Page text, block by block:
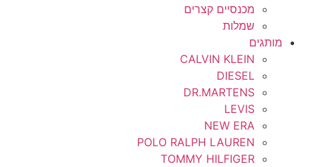
מכנסיים קצרים
שמלות
מותגים
CALVIN KLEIN
DIESEL
DR.MARTENS
LEVIS
NEW ERA
POLO RALPH LAUREN
TOMMY HILFIGER